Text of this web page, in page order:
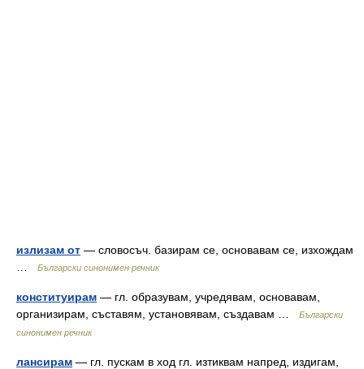
излизам от — словосъч. базирам се, основавам се, изхождам
Български синонимен речник
конституирам — гл. образувам, учредявам, основавам,
организирам, съставям, установявам, създавам …
Български
синонимен речник
лансирам — гл. пускам в ход гл. изтиквам напред, издигам,